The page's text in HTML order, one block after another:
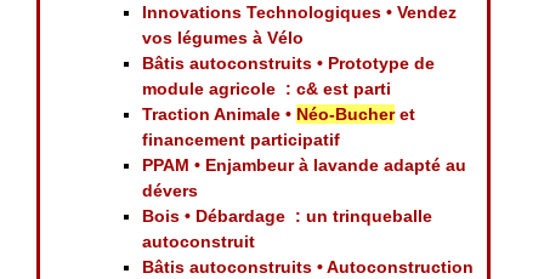
Innovations Technologiques • Vendez
vos légumes à Vélo
Bâtis autoconstruits • Prototype de
module agricole : c& est parti
Traction Animale • Néo-Bucheret
financement participatif
PPAM • Enjambeur à lavande adapté au
dévers
Bois • Débardage : un trinqueballe
autoconstruit
Bâtis autoconstruits • Autoconstruction